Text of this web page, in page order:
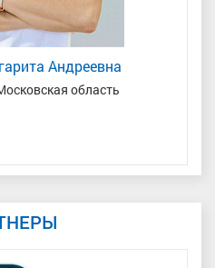
Андреевна
область